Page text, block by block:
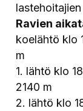
Ravien
koelähtö klo
m
1. lähtö klo
2140 m
2. lähtö klo